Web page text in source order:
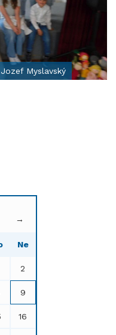
Myslavský
→
Ne
2
9
16